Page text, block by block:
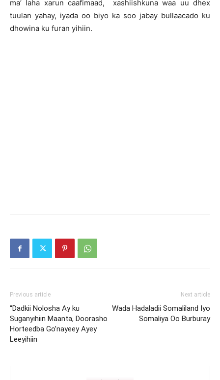
ma’ laha xarun caafimaad, xashiishkuna waa uu dhex
tuulan yahay, iyada oo biyo ka soo jabay bullaacado ku
dhowina ku furan yihiin.
Previous article
“Dadkii Nolosha Ay ku
Suganyihiin Maanta, Doorasho
Horteedba Go’nayeey Ayey
Leeyihiin
Next article
Wada Hadaladii Somaliland Iyo
Somaliya Oo Burburay